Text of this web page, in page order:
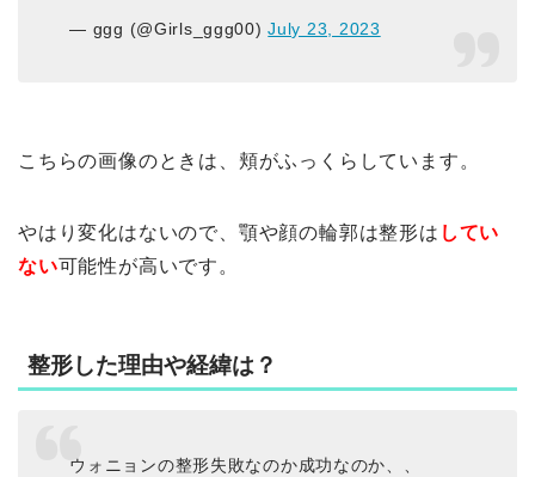
— ggg (@Girls_ggg00)July 23, 2023
こちらの画像のときは、頬がふっくらしています。
やはり変化はないので、顎や顔の輪郭は整形は してい
ない可能性が高いです。
整形した理由や経緯は？
ウォニョンの整形失敗なのか成功なのか、、